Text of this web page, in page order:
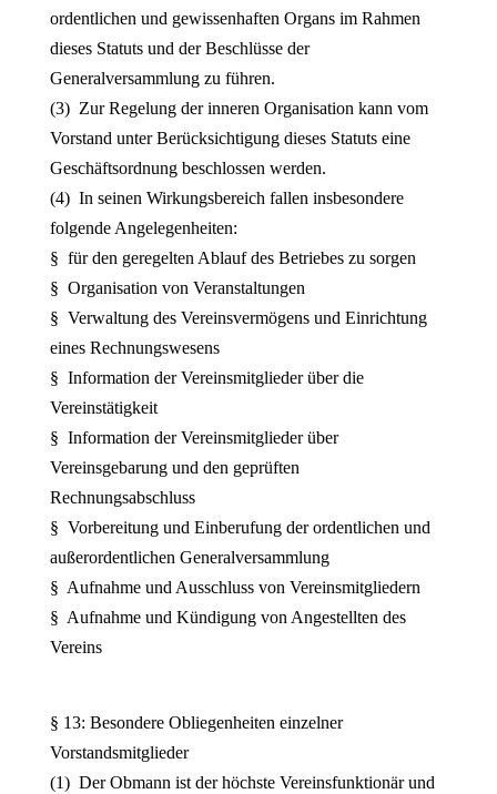
ordentlichen und gewissenhaften Organs im Rahmen
dieses Statuts und der Beschlüsse der
Generalversammlung zu führen.
(3) Zur Regelung der inneren Organisation kann vom
Vorstand unter Berücksichtigung dieses Statuts eine
Geschäftsordnung beschlossen werden.
(4) In seinen Wirkungsbereich fallen insbesondere
folgende Angelegenheiten:
§ für den geregelten Ablauf des Betriebes zu sorgen
§ Organisation von Veranstaltungen
§ Verwaltung des Vereinsvermögens und Einrichtung
eines Rechnungswesens
§ Information der Vereinsmitglieder über die
Vereinstätigkeit
§ Information der Vereinsmitglieder über
Vereinsgebarung und den geprüften
Rechnungsabschluss
§ Vorbereitung und Einberufung der ordentlichen und
außerordentlichen Generalversammlung
§ Aufnahme und Ausschluss von Vereinsmitgliedern
§ Aufnahme und Kündigung von Angestellten des
Vereins
§ 13: Besondere Obliegenheiten einzelner
Vorstandsmitglieder
(1) Der Obmann ist der höchste Vereinsfunktionär und